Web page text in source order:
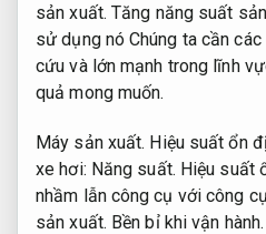
sản xuất. Tăng năng suất
sử dụng nó Chúng ta cần
cứu và lớn mạnh trong lĩnh
quả mong muốn.
Máy sản xuất. Hiệu suất ổn
xe hơi: Năng suất. Hiệu suất
nhầm lẫn công cụ với công
sản xuất. Bền bỉ khi vận hành.